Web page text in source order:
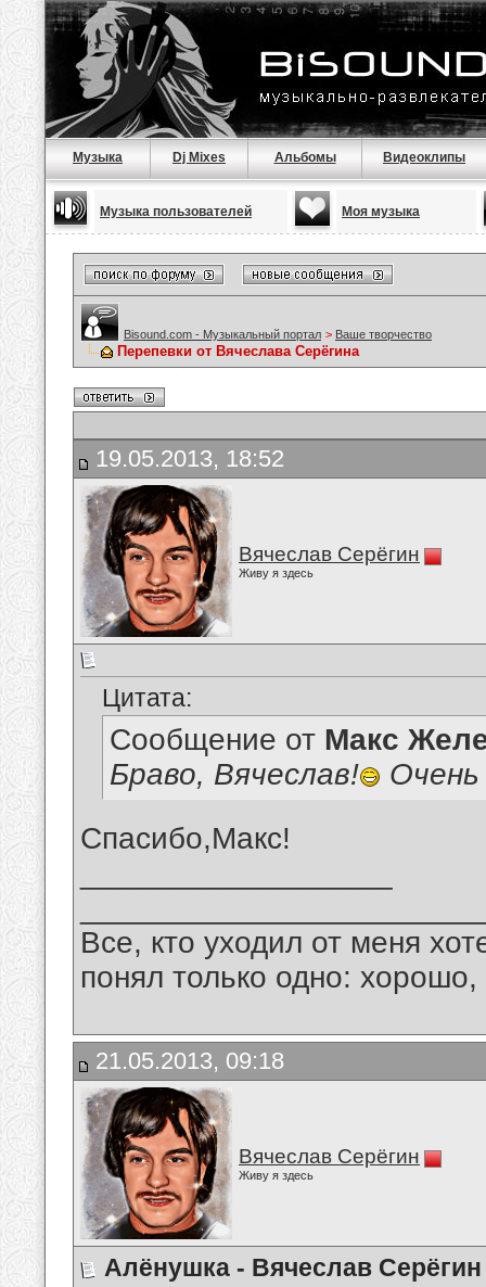
Музыка Dj Mixes Альбомы Видеоклипы
Музыка пользователей Моя музыка
Bisound.com - Музыкальный портал > Ваше творчество
Перепевки от Вячеслава Серёгина
19.05.2013, 18:52
Вячеслав Серёгин
Живу я здесь
Цитата:
Сообщение от Макс
Браво, Вячеслав!
Спасибо,Макс!
Все, кто уходил от меня
понял только одно:
21.05.2013, 09:18
Вячеслав Серёгин
Живу я здесь
Алёнушка - Вячеслав Серёгин